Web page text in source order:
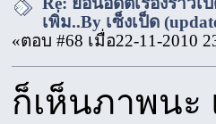
เพิ่ม..By เซ็งเป็ด
«ตอบ #68 เมื่อ22-11-2010
ก็เห็นภาพนะ